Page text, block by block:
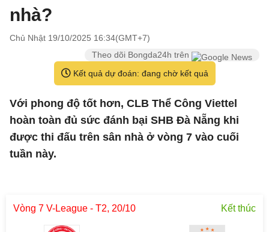
nhà?
Chủ Nhật 19/10/2025 16:34(GMT+7)
Theo dõi Bongda24h trên
Kết quả dự đoán: đang chờ kết quả
Với phong độ tốt hơn, CLB Thể Công Viettel
hoàn toàn đủ sức đánh bại SHB Đà Nẵng khi
được thi đấu trên sân nhà ở vòng 7 vào cuối
tuần này.